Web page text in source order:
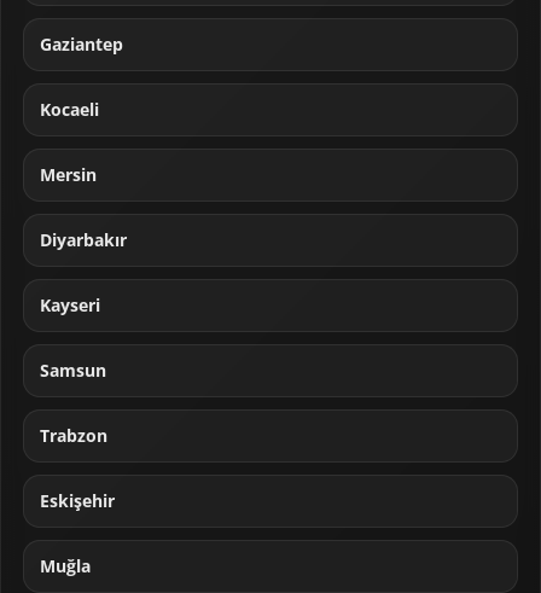
Gaziantep
Kocaeli
Mersin
Diyarbakır
Kayseri
Samsun
Trabzon
Eskişehir
Muğla